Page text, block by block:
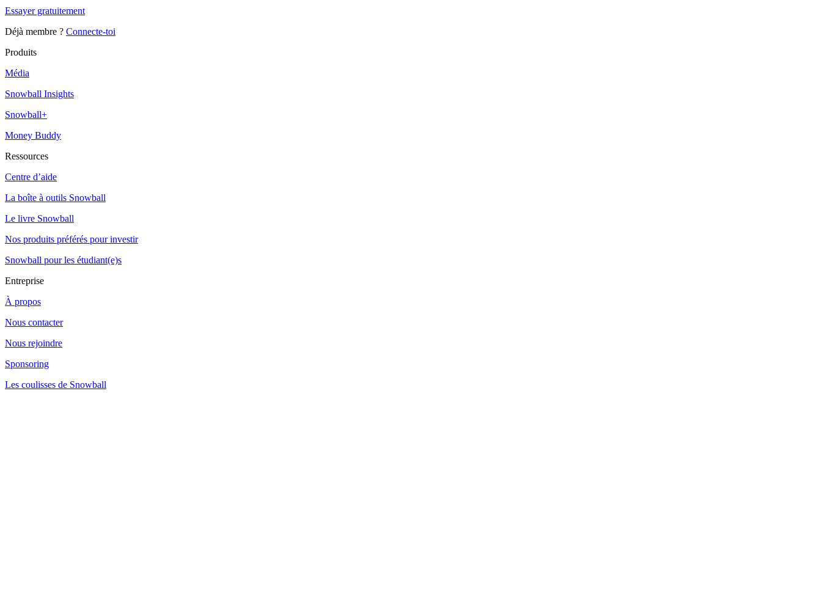
Essayer gratuitement
Déjà membre ? Connecte-toi
Produits
Média
Snowball Insights
Snowball+
Money Buddy
Ressources
Centre d’aide
La boîte à outils Snowball
Le livre Snowball
Nos produits préférés pour investir
Snowball pour les étudiant(e)s
Entreprise
À propos
Nous contacter
Nous rejoindre
Sponsoring
Les coulisses de Snowball